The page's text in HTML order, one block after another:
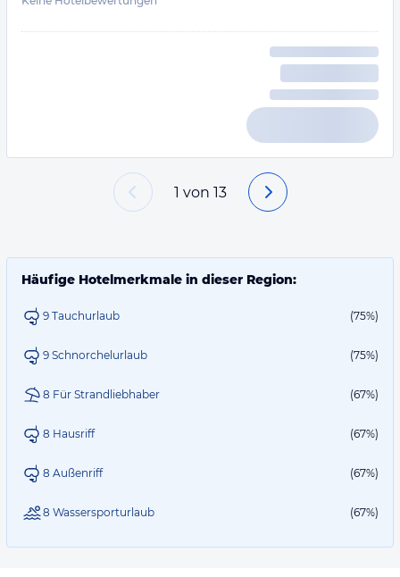
1 von 13
Häufige Hotelmerkmale in dieser Region:
9 Tauchurlaub (75%)
9 Schnorchelurlaub (75%)
8 Für Strandliebhaber (67%)
8 Hausriff (67%)
8 Außenriff (67%)
8 Wassersporturlaub (67%)